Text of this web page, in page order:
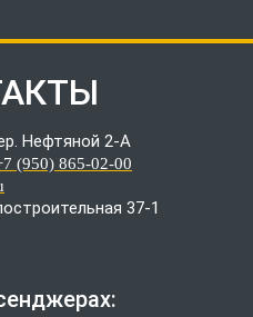
Нефтяной 2-А
(950) 865-02-00
37-1